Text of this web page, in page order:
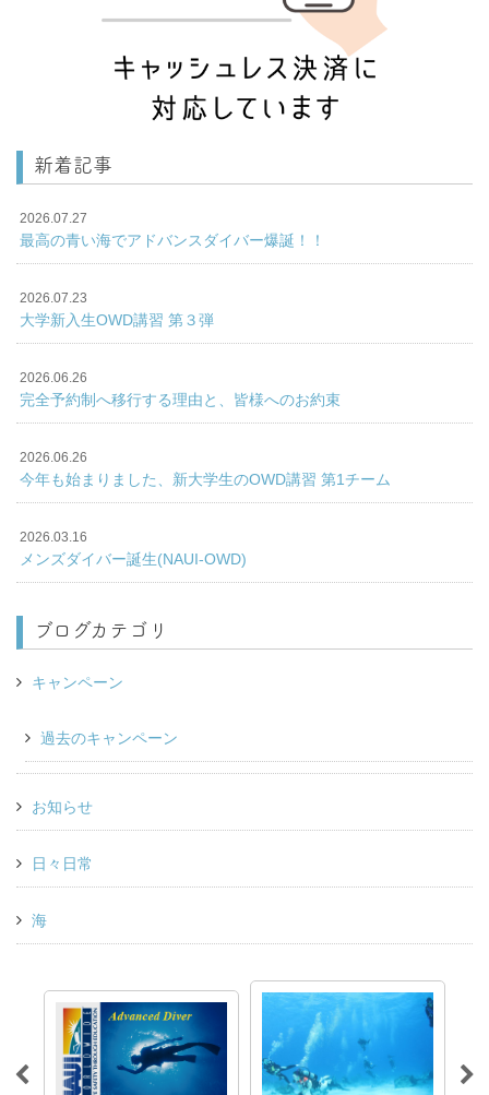
新着記事
2026.07.27
最高の青い海でアドバンスダイバー爆誕！！
2026.07.23
大学新入生OWD講習 第３弾
2026.06.26
完全予約制へ移行する理由と、皆様へのお約束
2026.06.26
今年も始まりました、新大学生のOWD講習 第1チーム
2026.03.16
メンズダイバー誕生(NAUI-OWD)
ブログカテゴリ
キャンペーン
過去のキャンペーン
お知らせ
日々日常
海